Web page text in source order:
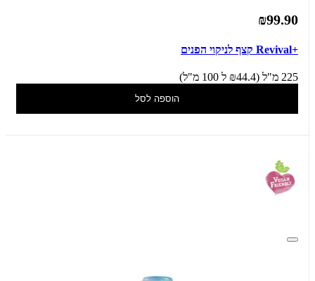
₪99.90
+Revival קצף לניקוי הפנים
225 מ"ל (₪44.4 ל 100 מ"ל)
הוספה לסל